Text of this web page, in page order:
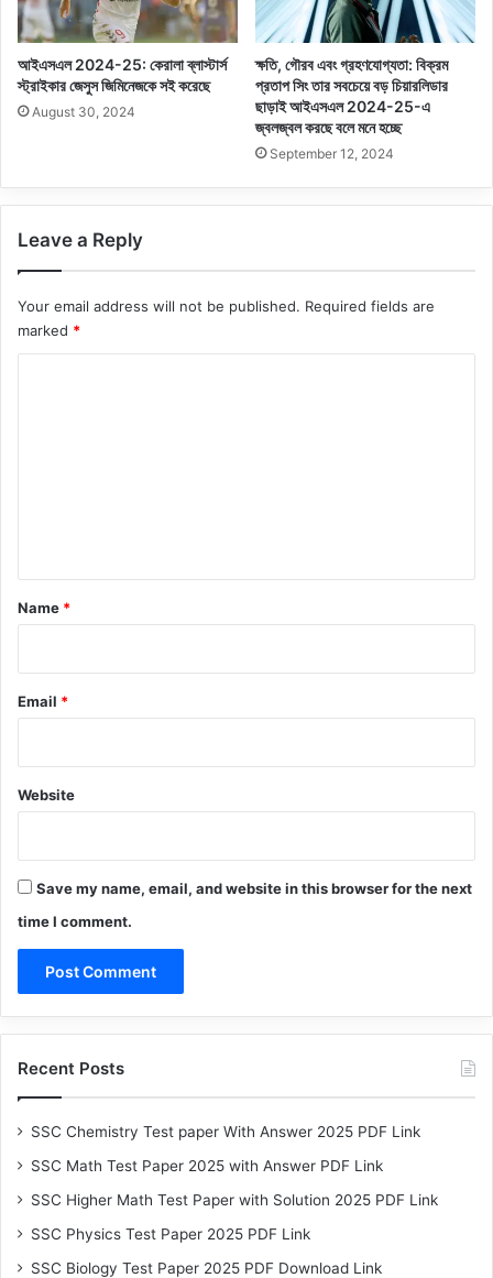
আইএসএল 2024-25: কেরালা ব্লাস্টার্স
স্ট্রাইকার জেসুস জিমিনেজকে সই করেছে
August 30, 2024
ক্ষতি, গৌরব এবং গ্রহণযোগ্যতা: বিক্রম
প্রতাপ সিং তার সবচেয়ে বড় চিয়ারলিডার
ছাড়াই আইএসএল 2024-25-এ
জ্বলজ্বল করছে বলে মনে হচ্ছে
September 12, 2024
Leave a Reply
Your email address will not be published. Required fields are
marked *
*
Name *
Email *
Website
Save my name, email, and website in this browser for the next
time I comment.
Recent Posts
SSC Chemistry Test paper With Answer 2025 PDF Link
SSC Math Test Paper 2025 with Answer PDF Link
SSC Higher Math Test Paper with Solution 2025 PDF Link
SSC Physics Test Paper 2025 PDF Link
SSC Biology Test Paper 2025 PDF Download Link